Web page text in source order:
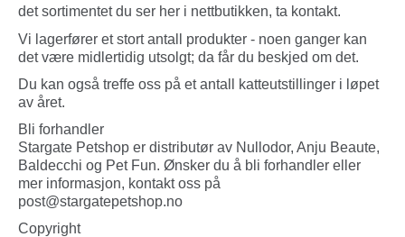
det sortimentet du ser her i nettbutikken, ta kontakt.
Vi lagerfører et stort antall produkter - noen ganger kan
det være midlertidig utsolgt; da får du beskjed om det.
Du kan også treffe oss på et antall katteutstillinger i løpet
av året.
Bli forhandler
Stargate Petshop er distributør av Nullodor, Anju Beaute,
Baldecchi og Pet Fun. Ønsker du å bli forhandler eller
mer informasjon, kontakt oss på
post@stargatepetshop.no
Copyright